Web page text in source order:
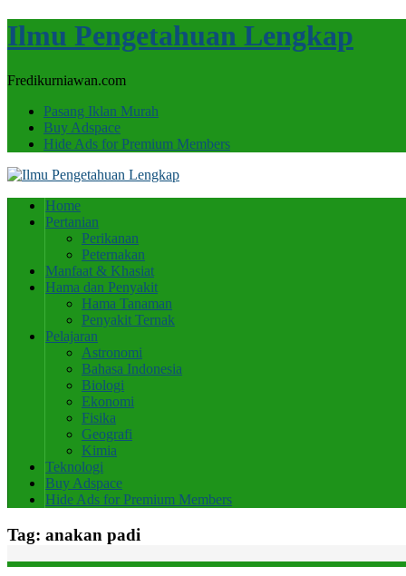
Ilmu Pengetahuan Lengkap
Fredikurniawan.com
Pasang Iklan Murah
Buy Adspace
Hide Ads for Premium Members
Home
Pertanian
Perikanan
Peternakan
Manfaat & Khasiat
Hama dan Penyakit
Hama Tanaman
Penyakit Ternak
Pelajaran
Astronomi
Bahasa Indonesia
Biologi
Ekonomi
Fisika
Geografi
Kimia
Teknologi
Buy Adspace
Hide Ads for Premium Members
Tag: anakan padi